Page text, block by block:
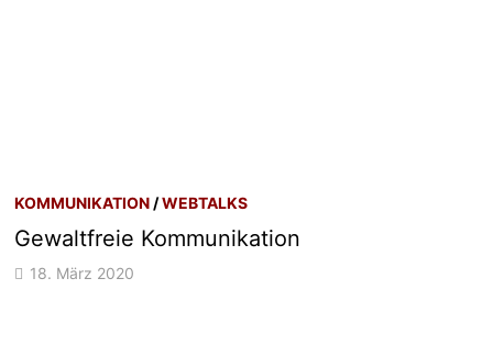
KOMMUNIKATION /WEBTALKS
Gewaltfreie Kommunikation
18. März 2020